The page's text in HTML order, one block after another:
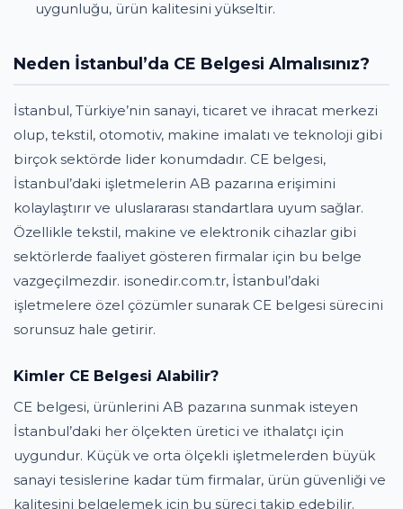
uygunluğu, ürün kalitesini yükseltir.
Neden İstanbul’da CE Belgesi Almalısınız?
İstanbul, Türkiye’nin sanayi, ticaret ve ihracat merkezi
olup, tekstil, otomotiv, makine imalatı ve teknoloji gibi
birçok sektörde lider konumdadır. CE belgesi,
İstanbul’daki işletmelerin AB pazarına erişimini
kolaylaştırır ve uluslararası standartlara uyum sağlar.
Özellikle tekstil, makine ve elektronik cihazlar gibi
sektörlerde faaliyet gösteren firmalar için bu belge
vazgeçilmezdir. isonedir.com.tr, İstanbul’daki
işletmelere özel çözümler sunarak CE belgesi sürecini
sorunsuz hale getirir.
Kimler CE Belgesi Alabilir?
CE belgesi, ürünlerini AB pazarına sunmak isteyen
İstanbul’daki her ölçekten üretici ve ithalatçı için
uygundur. Küçük ve orta ölçekli işletmelerden büyük
sanayi tesislerine kadar tüm firmalar, ürün güvenliği ve
kalitesini belgelemek için bu süreci takip edebilir.